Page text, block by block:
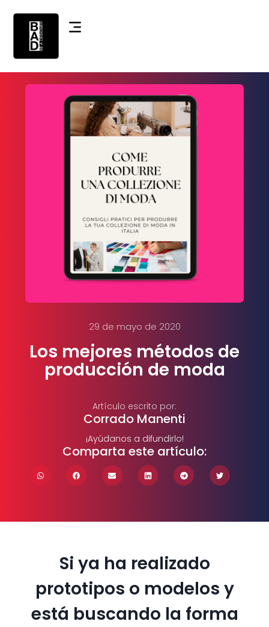
29 de mayo de 2020
Los mejores métodos de
producción de moda
Artículo escrito por:
Corrado Manenti
¡Ayúdanos a difundirlo!
Comparta este artículo:
Si ya ha realizado
prototipos o modelos y
está buscando la forma